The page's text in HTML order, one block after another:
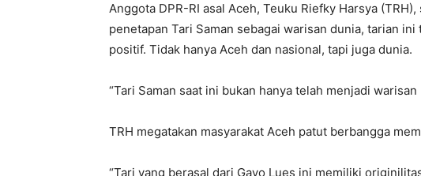
Anggota DPR-RI asal Aceh, Teuku Riefky Harsya
penetapan Tari Saman sebagai warisan dunia, tarian
positif. Tidak hanya Aceh dan nasional, tapi juga dunia.
“Tari Saman saat ini bukan hanya telah menjadi
TRH megatakan masyarakat Aceh patut berbangga
“Tari yang berasal dari Gayo Lues ini memiliki